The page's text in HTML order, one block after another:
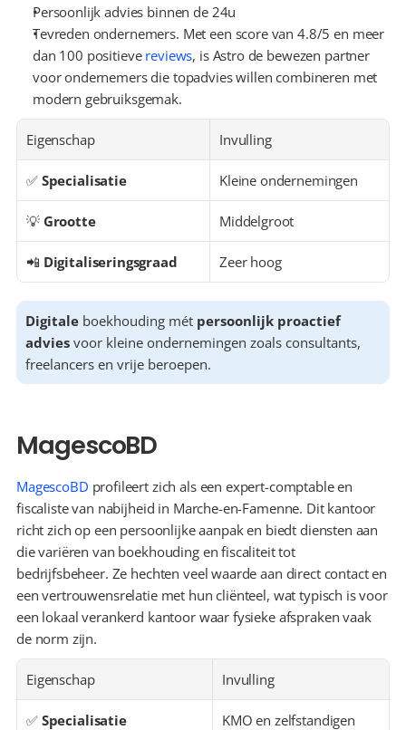
Persoonlijk advies binnen de 24u
Tevreden ondernemers. Met een score van 4.8/5 en meer
dan 100 positieve reviews, is Astro de bewezen partner
voor ondernemers die topadvies willen combineren met
modern gebruiksgemak.
Eigenschap Invulling
✅ Specialisatie Kleine ondernemingen
💡 Grootte Middelgroot
📲 Digitaliseringsgraad Zeer hoog
Digitale boekhouding mét persoonlijk proactief
advies voor kleine ondernemingen zoals consultants,
freelancers en vrije beroepen.
MagescoBD
MagescoBD profileert zich als een expert-comptable en
fiscaliste van nabijheid in Marche-en-Famenne. Dit kantoor
richt zich op een persoonlijke aanpak en biedt diensten aan
die variëren van boekhouding en fiscaliteit tot
bedrijfsbeheer. Ze hechten veel waarde aan direct contact en
een vertrouwensrelatie met hun cliënteel, wat typisch is voor
een lokaal verankerd kantoor waar fysieke afspraken vaak
de norm zijn.
Eigenschap Invulling
✅ Specialisatie KMO en zelfstandigen